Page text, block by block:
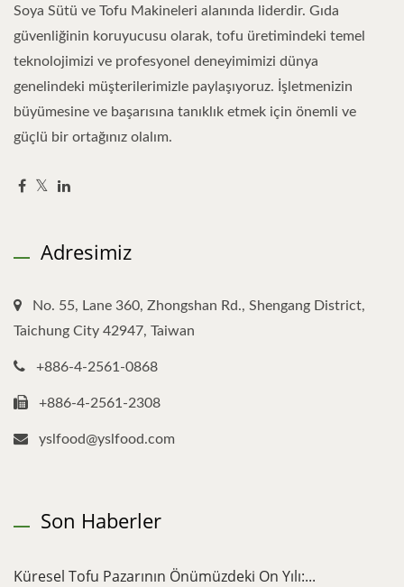
Soya Sütü ve Tofu Makineleri alanında liderdir. Gıda
güvenliğinin koruyucusu olarak, tofu üretimindeki temel
teknolojimizi ve profesyonel deneyimimizi dünya
genelindeki müşterilerimizle paylaşıyoruz. İşletmenizin
büyümesine ve başarısına tanıklık etmek için önemli ve
güçlü bir ortağınız olalım.
Adresimiz
No. 55, Lane 360, Zhongshan Rd., Shengang District,
Taichung City 42947, Taiwan
+886-4-2561-0868
+886-4-2561-2308
yslfood@yslfood.com
Son Haberler
Küresel Tofu Pazarının Önümüzdeki On Yılı:...